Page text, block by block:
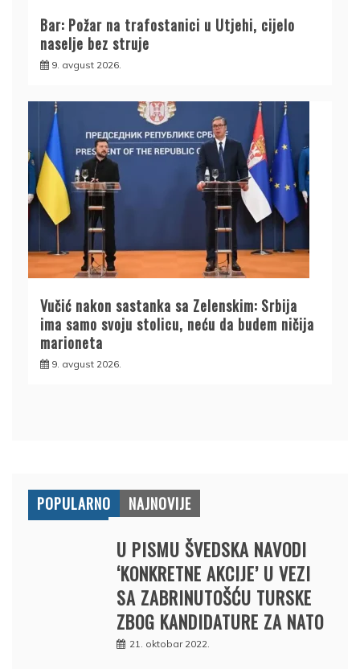
Bar: Požar na trafostanici u Utjehi, cijelo
naselje bez struje
9. avgust 2026.
Vučić nakon sastanka sa Zelenskim: Srbija
ima samo svoju stolicu, neću da budem ničija
marioneta
9. avgust 2026.
POPULARNO NAJNOVIJE
U PISMU ŠVEDSKA NAVODI
‘KONKRETNE AKCIJE’ U VEZI
SA ZABRINUTOŠĆU TURSKE
ZBOG KANDIDATURE ZA NATO
21. oktobar 2022.